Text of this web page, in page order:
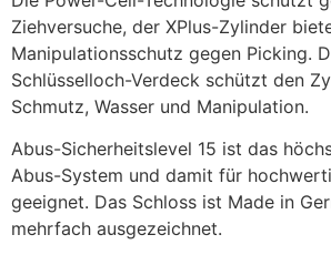
Ziehversuche, der XPlus-Zylinder
Manipulationsschutz gegen Picking.
Schlüsselloch-Verdeck schützt den
Schmutz, Wasser und Manipulation.
Abus-Sicherheitslevel 15 ist das
Abus-System und damit für
geeignet. Das Schloss ist Made in
mehrfach ausgezeichnet.